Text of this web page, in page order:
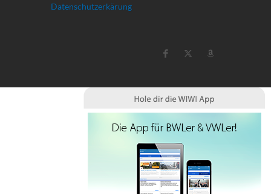
Datenschutzerkärung